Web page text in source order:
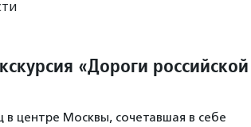
«Дороги российской
центре Москвы, сочетавшая в себе